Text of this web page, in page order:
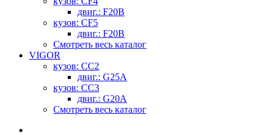
двиг.: F20B
кузов: CF5
двиг.: F20B
Смотреть весь каталог
VIGOR
кузов: CC2
двиг.: G25A
кузов: CC3
двиг.: G20A
Смотреть весь каталог